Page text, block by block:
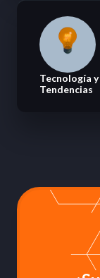
Tecnología y
Tendencias